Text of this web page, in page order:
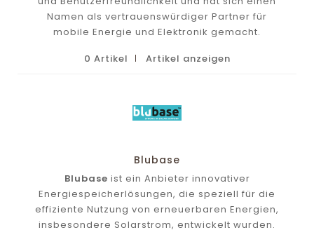
Namen als vertrauenswürdiger Partner für
mobile Energie und Elektronik gemacht.
0 Artikel
Artikel anzeigen
Blubase
Blubase ist ein Anbieter innovativer
Energiespeicherlösungen, die speziell für die
effiziente Nutzung von erneuerbaren Energien,
insbesondere Solarstrom, entwickelt wurden.